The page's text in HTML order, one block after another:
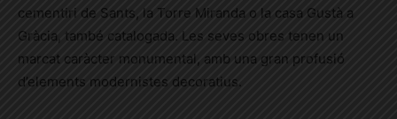
cementiri de Sants, la Torre Miranda o la casa Gustà a
Gràcia, també catalogada. Les seves obres tenen un
marcat caràcter monumental, amb una gran profusió
d’elements modernistes decoratius.